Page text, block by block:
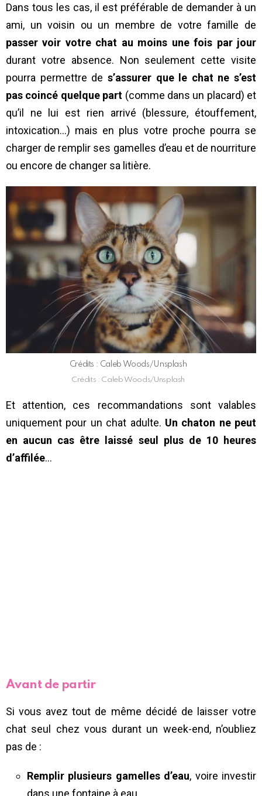
Dans tous les cas, il est préférable de demander à un
ami, un voisin ou un membre de votre famille de
passer voir votre chat au moins une fois par jour
durant votre absence. Non seulement cette visite
pourra permettre de s’assurer que le chat ne s’est
pas coincé quelque part (comme dans un placard) et
qu’il ne lui est rien arrivé (blessure, étouffement,
intoxication…) mais en plus votre proche pourra se
charger de remplir ses gamelles d’eau et de nourriture
ou encore de changer sa litière.
Crédits : Caleb Woods/Unsplash
Crédits : Caleb Woods/Unsplash
Et attention, ces recommandations sont valables
uniquement pour un chat adulte. Un chaton ne peut
en aucun cas être laissé seul plus de 10 heures
d’affilée…
Avant de partir
Si vous avez tout de même décidé de laisser votre
chat seul chez vous durant un week-end, n’oubliez
pas de :
Remplir plusieurs gamelles d’eau, voire investir
dans une fontaine à eau.